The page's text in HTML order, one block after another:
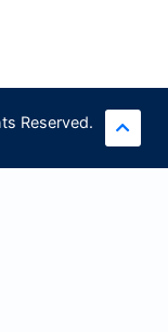
Reserved.